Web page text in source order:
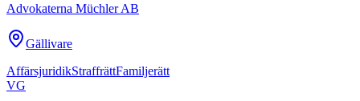
Advokaterna Müchler AB
Gällivare
AffärsjuridikStraffrättFamiljerätt
VG